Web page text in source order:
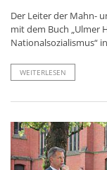
Der Leiter der Mahn-
mit dem Buch „Ulmer
Nationalsozialismus“
WEITERLESEN